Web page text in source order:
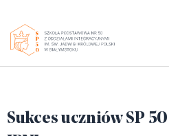
Sukces uczniów SP